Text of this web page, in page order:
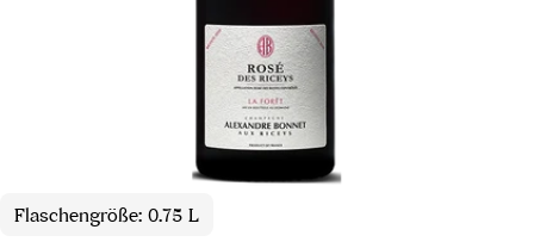
Flaschengröße: 0.75 L